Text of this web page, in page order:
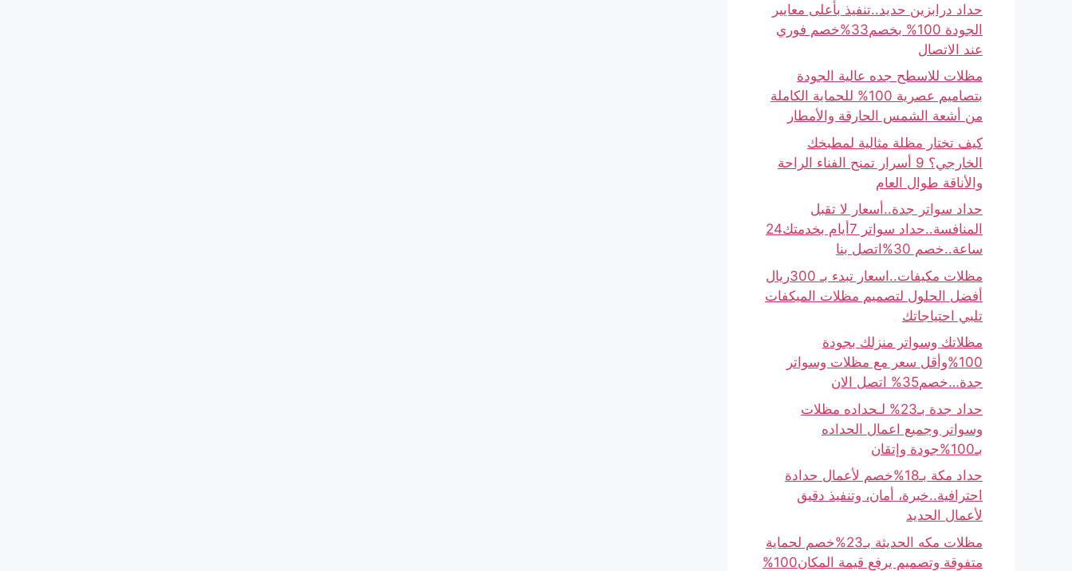
حداد درابزين حديد..تنفيذ بأعلى معايير
الجودة 100% بخصم33%خصم فوري
عند الاتصال
مظلات للاسطح جده عالية الجودة
بتصاميم عصرية 100% للحماية الكاملة
من أشعة الشمس الحارقة والأمطار
كيف تختار مظلة مثالية لمطبخك
الخارجي؟ 9 أسرار تمنح الفناء الراحة
والأناقة طوال العام
حداد سواتر جدة..أسعار لا تقبل
المنافسة..حداد سواتر 7أيام بخدمتك24
ساعة..خصم 30%اتصل بنا
مظلات مكيفات..اسعار تبدء بـ 300ريال
أفضل الحلول لتصميم مظلات الميكفات
تلبي احتياجاتك
مظلاتك وسواتر منزلك بجودة
100%وأقل سعر مع مظلات وسواتر
جدة…خصم35% اتصل الان
حداد جدة بـ23% لـحداده مظلات
وسواتر وجميع اعمال الحداده
بـ100%جودة وإتقان
حداد مكة بـ18%خصم لأعمال حدادة
احترافية..خبرة، أمان، وتنفيذ دقيق
لأعمال الحديد
مظلات مكه الحديثة بـ23%خصم لحماية
متفوقة وتصميم يرفع قيمة المكان100%